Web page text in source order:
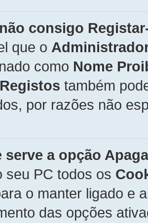
consigo
que o
como Nome
Registos também
por razões não
serve a opção
seu PC todos os
o manter ligado e
das opções